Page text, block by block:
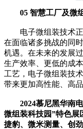
05 智慧工厂及微
电子微组装技术正
在面临诸多挑战的同
机遇。在未来的发展
生产效率、更低的成
工艺，电子微组装技
带来更加高性能、高
2024慕尼黑华南
微组装科技园”特色展
捷豹、微米测量、创